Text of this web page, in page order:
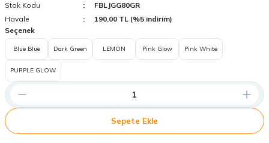
Stok Kodu
FBLJGG80GR
Havale
190,00 TL (%5 indirim)
Seçenek
Blue Blue Dark Green LEMON Pink Glow Pink White
PURPLE GLOW
Sepete Ekle